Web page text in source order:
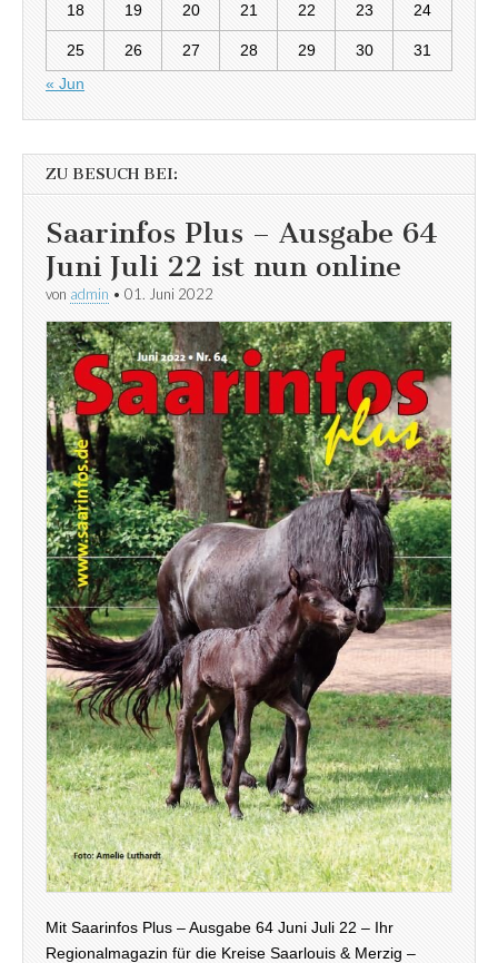
18 19 20 21 22 23 24
25 26 27 28 29 30
31
« Jun
ZU BESUCH BEI:
Saarinfos Plus – Ausgabe 64
Juni Juli 22 ist nun online
von admin • 01. Juni 2022
Mit Saarinfos Plus – Ausgabe 64 Juni Juli 22 – Ihr
Regionalmagazin für die Kreise Saarlouis & Merzig –